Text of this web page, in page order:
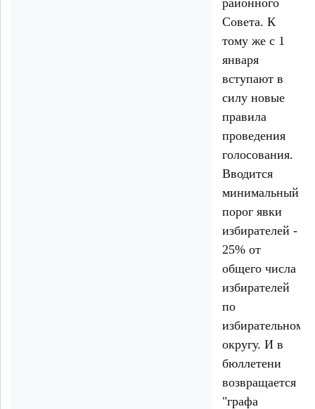
Совета. К
тому же с 1
января
вступают в
силу новые
правила
проведения
голосования.
Вводится
минимальный
порог явки
избирателей -
25% от
общего числа
избирателей
по
избирательному
округу. И в
бюллетени
возвращается
"графа